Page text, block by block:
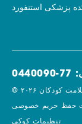
پزشکی استنفورد
تنظیمات کوکی